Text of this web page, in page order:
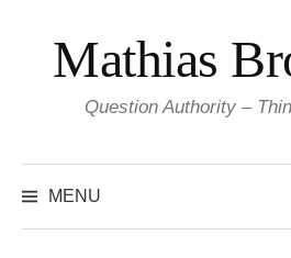
content
Mathias
Question Authority –
MENU